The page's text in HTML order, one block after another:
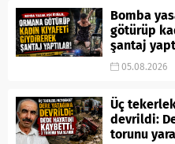
Bomba
götürüp
şantaj
05.08.2026
Üç
devrildi:
torunu